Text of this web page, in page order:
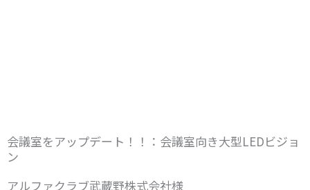
会議室をアップデート！！：会議室向き大型LEDビジョ
ン
アルファクラブ武蔵野株式会社様